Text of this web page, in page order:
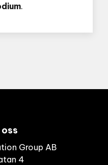
.
Group AB
4